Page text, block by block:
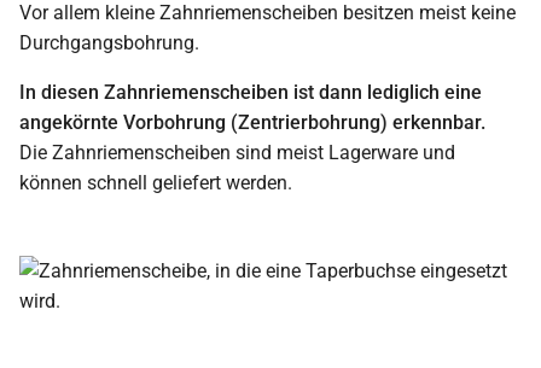
Vor allem kleine Zahnriemenscheiben besitzen meist keine
Durchgangsbohrung.
In diesen Zahnriemenscheiben ist dann lediglich eine
angekörnte Vorbohrung (Zentrierbohrung) erkennbar.
Die Zahnriemenscheiben sind meist Lagerware und
können schnell geliefert werden.